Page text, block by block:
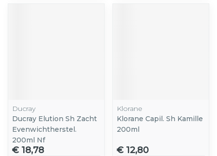
Ducray
Ducray Elution Sh Zacht
Evenwichtherstel.
200ml Nf
€ 18,78
Klorane
Klorane Capil. Sh Kamille
200ml
€ 12,80